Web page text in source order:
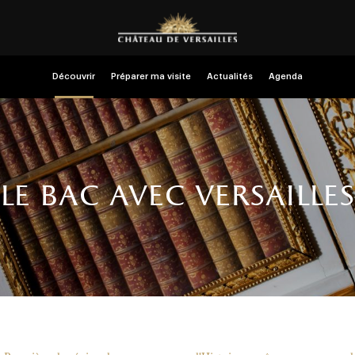
Découvrir Préparer ma visite Actualités Agenda
le bac avec versailles